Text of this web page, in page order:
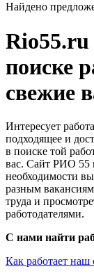
Найдено
Rio55.ru
поиске
свежие
Интересует
подходящее и
в поиске той
вас. Сайт РИО 55
необходимости
разным
труда и
работодателями.
С нами найти
Как работает наш